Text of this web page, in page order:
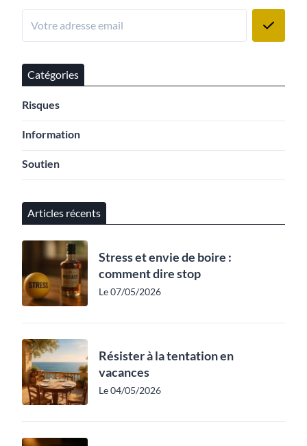
Catégories
Risques
Information
Soutien
Articles récents
Stress et envie de boire :
comment dire stop
Le 07/05/2026
Résister à la tentation en
vacances
Le 04/05/2026